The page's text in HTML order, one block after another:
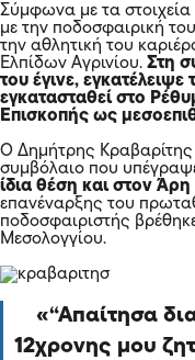
Σύμφωνα με τα στοιχεία
με την ποδοσφαιρική
την αθλητική του
Ελπίδων Αγρινίου. Στη
του έγινε,
εγκατασταθεί στο
Επισκοπής ως
Ο Δημήτρης Κραβαρίτης
συμβόλαιο που
ίδια θέση και στον
επανέναρξης του
ποδοσφαιριστής
Μεσολογγίου.
“Απαίτησα
12χρονης μου